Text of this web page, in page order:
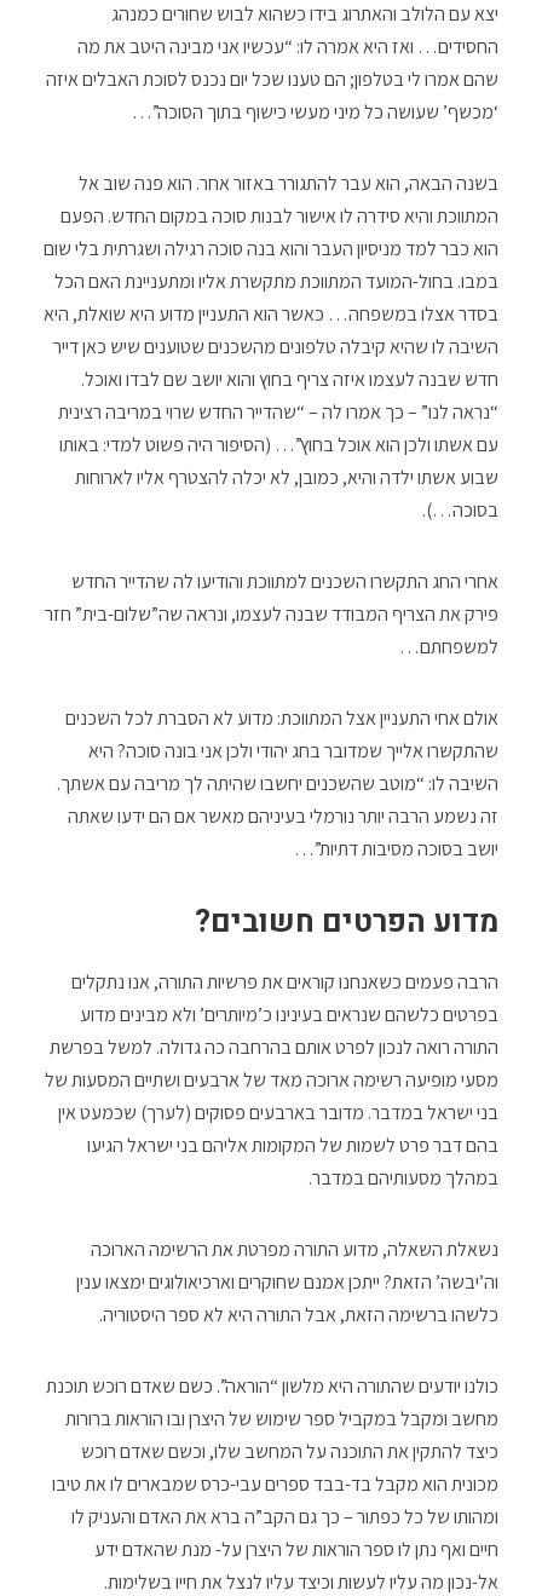
יצא עם הלולב והאתרוג בידו כשהוא לבוש שחורים כמנהג
החסידים… ואז היא אמרה לו: “עכשיו אני מבינה היטב את מה
שהם אמרו לי בטלפון; הם טענו שכל יום נכנס לסוכת האבלים איזה
‘מכשף’ שעושה כל מיני מעשי כישוף בתוך הסוכה”…
בשנה הבאה, הוא עבר להתגורר באזור אחר. הוא פנה שוב אל
המתווכת והיא סידרה לו אישור לבנות סוכה במקום החדש. הפעם
הוא כבר למד מניסיון העבר והוא בנה סוכה רגילה ושגרתית בלי שום
במבו. בחול-המועד המתווכת מתקשרת אליו ומתעניינת האם הכל
בסדר אצלו במשפחה… כאשר הוא התעניין מדוע היא שואלת, היא
השיבה לו שהיא קיבלה טלפונים מהשכנים שטוענים שיש כאן דייר
חדש שבנה לעצמו איזה צריף בחוץ והוא יושב שם לבדו ואוכל.
“נראה לנו” – כך אמרו לה – “שהדייר החדש שרוי במריבה רצינית
עם אשתו ולכן הוא אוכל בחוץ”… (הסיפור היה פשוט למדי: באותו
שבוע אשתו ילדה והיא, כמובן, לא יכלה להצטרף אליו לארוחות
בסוכה…).
אחרי החג התקשרו השכנים למתווכת והודיעו לה שהדייר החדש
פירק את הצריף המבודד שבנה לעצמו, ונראה שה”שלום-בית” חזר
למשפחתם…
אולם אחי התעניין אצל המתווכת: מדוע לא הסברת לכל השכנים
שהתקשרו אלייך שמדובר בחג יהודי ולכן אני בונה סוכה? היא
השיבה לו: “מוטב שהשכנים יחשבו שהיתה לך מריבה עם אשתך.
זה נשמע הרבה יותר נורמלי בעיניהם מאשר אם הם ידעו שאתה
יושב בסוכה מסיבות דתיות”…
מדוע הפרטים חשובים?
הרבה פעמים כשאנחנו קוראים את פרשיות התורה, אנו נתקלים
בפרטים כלשהם שנראים בעינינו כ’מיותרים’ ולא מבינים מדוע
התורה רואה לנכון לפרט אותם בהרחבה כה גדולה. למשל בפרשת
מסעי מופיעה רשימה ארוכה מאד של ארבעים ושתיים המסעות של
בני ישראל במדבר. מדובר בארבעים פסוקים (לערך) שכמעט אין
בהם דבר פרט לשמות של המקומות אליהם בני ישראל הגיעו
במהלך מסעותיהם במדבר.
נשאלת השאלה, מדוע התורה מפרטת את הרשימה הארוכה
וה’יבשה’ הזאת? ייתכן אמנם שחוקרים וארכיאולוגים ימצאו ענין
כלשהו ברשימה הזאת, אבל התורה היא לא ספר היסטוריה.
כולנו יודעים שהתורה היא מלשון “הוראה”. כשם שאדם רוכש תוכנת
מחשב ומקבל במקביל ספר שימוש של היצרן ובו הוראות ברורות
כיצד להתקין את התוכנה על המחשב שלו, וכשם שאדם רוכש
מכונית הוא מקבל בד-בבד ספרים עבי-כרס שמבארים לו את טיבו
ומהותו של כל כפתור – כך גם הקב”ה ברא את האדם והעניק לו
חיים ואף נתן לו ספר הוראות של היצרן על- מנת שהאדם ידע
אל-נכון מה עליו לעשות וכיצד עליו לנצל את חייו בשלימות.